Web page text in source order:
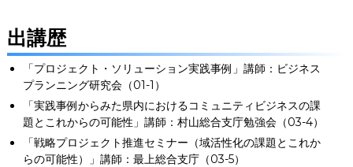
出講歴
「プロジェクト・ソリューション実践事例」講師：ビジネス
プランニング研究会（01-1）
「実践事例からみた県内におけるコミュニティビジネスの課
題とこれからの可能性」講師：村山総合支庁勉強会（03-4）
「戦略プロジェクト推進セミナー（域活性化の課題とこれか
らの可能性）」講師：最上総合支庁（03-5）